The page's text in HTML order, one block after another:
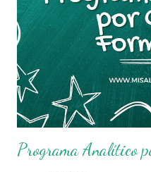
los seres vivos, la materia, la
y la tecnología, desde la
relación con lo social,
matemático a este fin. En
represen...
Programa Analítico